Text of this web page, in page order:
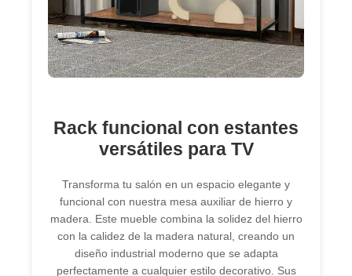
Rack funcional con estantes
versátiles para TV
Transforma tu salón en un espacio elegante y
funcional con nuestra mesa auxiliar de hierro y
madera. Este mueble combina la solidez del hierro
con la calidez de la madera natural, creando un
diseño industrial moderno que se adapta
perfectamente a cualquier estilo decorativo. Sus